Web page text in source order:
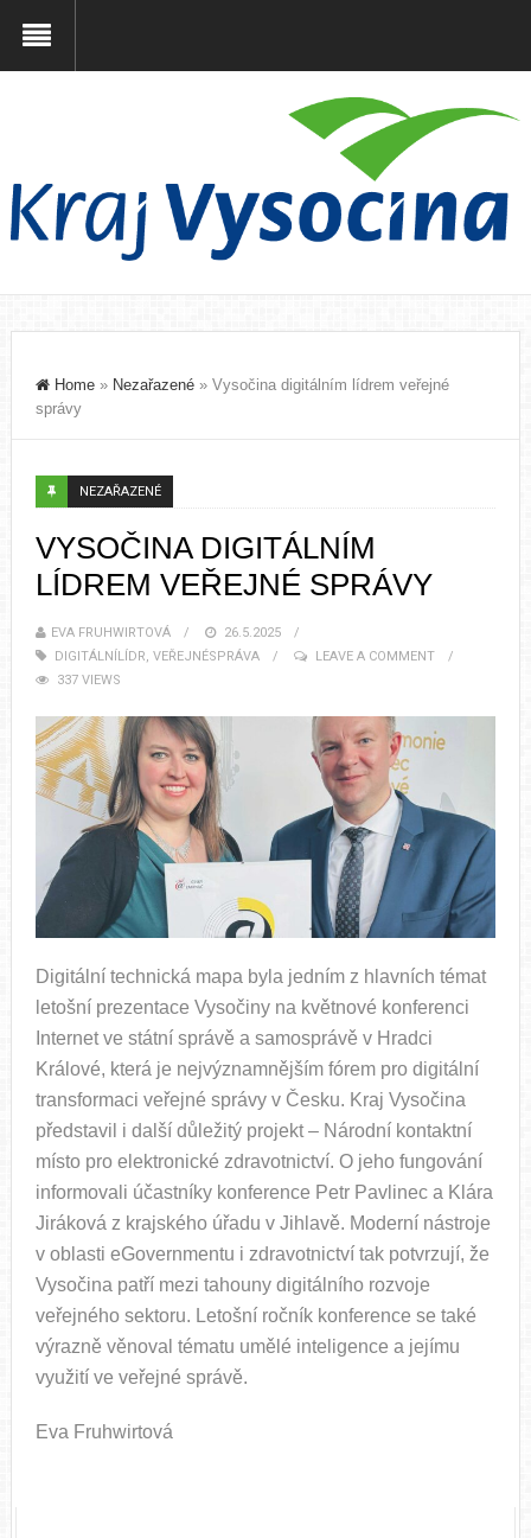
Home» Nezařazené» Vysočina digitálním lídrem veřejné
správy
NEZAŘAZENÉ
VYSOČINA DIGITÁLNÍM
LÍDREM VEŘEJNÉ SPRÁVY
EVA FRUHWIRTOVÁ
26.5.2025
DIGITÁLNÍLÍDR, VEŘEJNÉSPRÁVA
LEAVE A COMMENT
337 VIEWS
Digitální technická mapa byla jedním z hlavních témat
letošní prezentace Vysočiny na květnové konferenci
Internet ve státní správě a samosprávě v Hradci
Králové, která je nejvýznamnějším fórem pro digitální
transformaci veřejné správy v Česku. Kraj Vysočina
představil i další důležitý projekt – Národní kontaktní
místo pro elektronické zdravotnictví. O jeho fungování
informovali účastníky konference Petr Pavlinec a Klára
Jiráková z krajského úřadu v Jihlavě. Moderní nástroje
v oblasti eGovernmentu i zdravotnictví tak potvrzují, že
Vysočina patří mezi tahouny digitálního rozvoje
veřejného sektoru. Letošní ročník konference se také
výrazně věnoval tématu umělé inteligence a jejímu
využití ve veřejné správě.
Eva Fruhwirtová